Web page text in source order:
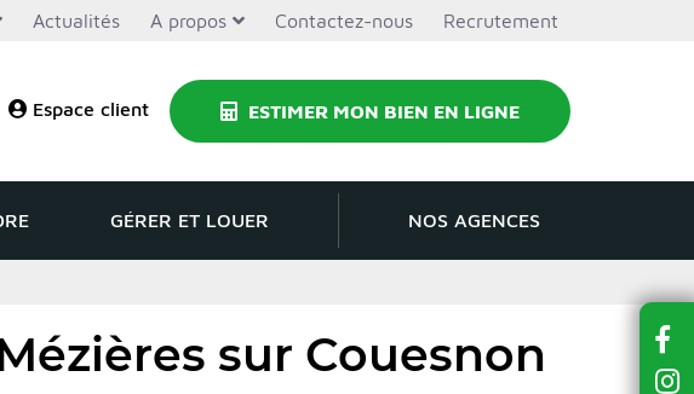
Actualités A propos Contactez-nous Recrutement
Espace client ESTIMER MON BIEN EN LIGNE
GÉRER ET LOUER NOS AGENCES
sur Couesnon